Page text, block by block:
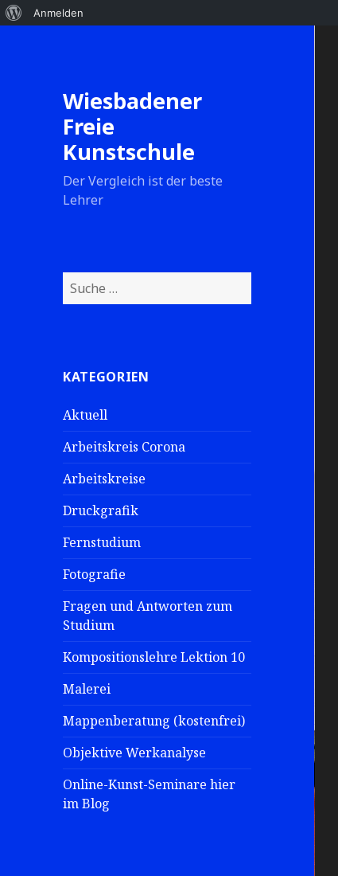
Wiesbadener
Freie
Kunstschule
Der Vergleich ist der beste
Lehrer
S
u
n
c
h
:
KATEGORIEN
Aktuell
Arbeitskreis Corona
Arbeitskreise
Druckgrafik
Fernstudium
Fotografie
Fragen und Antworten zum
Studium
Kompositionslehre Lektion 10
Malerei
Mappenberatung (kostenfrei)
Objektive Werkanalyse
Online-Kunst-Seminare hier
im Blog
Anmelden